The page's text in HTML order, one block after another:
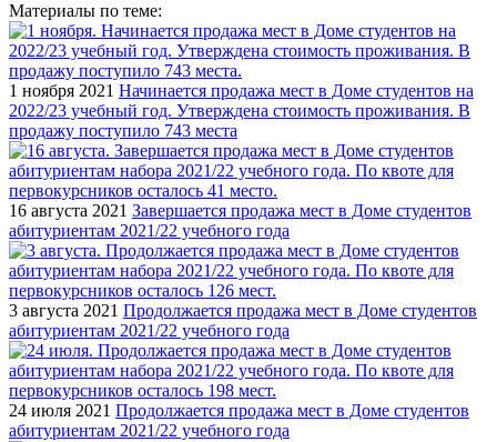
Материалы по теме:
1 ноября 2021 Начинается продажа мест в Доме студентов на
2022/23 учебный год. Утверждена стоимость проживания. В
продажу поступило 743 места
16 августа 2021 Завершается продажа мест в Доме студентов
абитуриентам 2021/22 учебного года
3 августа 2021 Продолжается продажа мест в Доме студентов
абитуриентам 2021/22 учебного года
24 июля 2021 Продолжается продажа мест в Доме студентов
абитуриентам 2021/22 учебного года